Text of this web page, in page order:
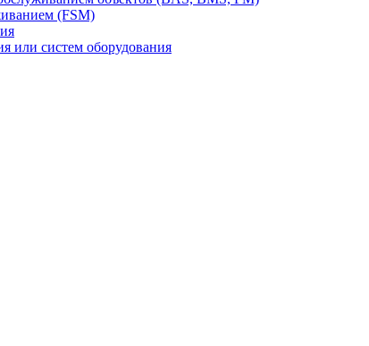
(FSM)
или систем оборудования